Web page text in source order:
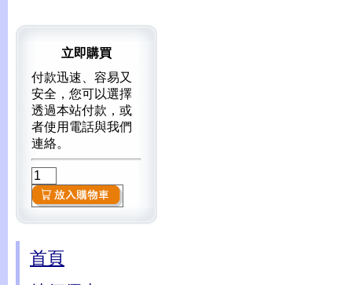
立即購買
付款迅速、容易又
安全，您可以選擇
透過本站付款，或
者使用電話與我們
連絡。
首頁